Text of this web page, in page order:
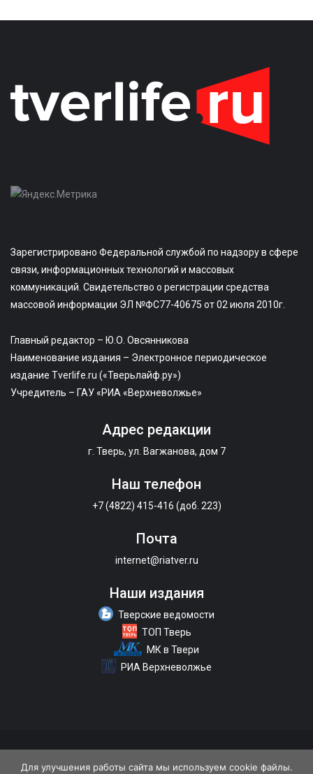
Зарегистрировано Федеральной службой по надзору в сфере
связи, информационных технологий и массовых
коммуникаций. Свидетельство о регистрации средства
массовой информации ЭЛ №ФС77-40675 от 02 июля 2010г.
Главный редактор – Ю.О. Овсянникова
Наименование издания – Электронное периодическое
издание Tverlife.ru («Тверьлайф.ру»)
Учредитель – ГАУ «РИА «Верхневолжье»
Адрес редакции
г. Тверь, ул. Вагжанова, дом 7
Наш телефон
+7 (4822) 415-416 (доб. 223)
Почта
internet@riatver.ru
Наши издания
Тверские ведомости
ТОП Тверь
МК в Твери
РИА Верхневолжье
Для улучшения работы сайта мы используем cookie файлы.